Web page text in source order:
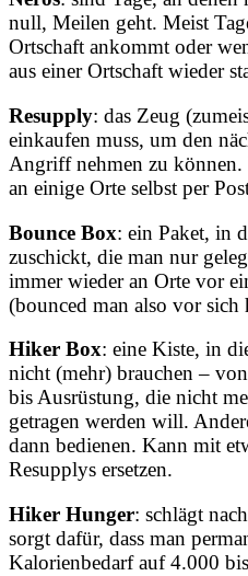
null, Meilen geht. Meist
Ortschaft ankommt oder
aus einer Ortschaft wieder
Resupply: das Zeug
einkaufen muss, um den
Angriff nehmen zu
an einige Orte selbst per
Bounce Box: ein Paket, in
zuschickt, die man nur
immer wieder an Orte vor
(bounced man also vor sich
Hiker Box: eine Kiste, in
nicht (mehr) brauchen –
bis Ausrüstung, die nicht
getragen werden will.
dann bedienen. Kann mit
Resupplys ersetzen.
Hiker Hunger: schlägt
sorgt dafür, dass man
Kalorienbedarf auf 4.000